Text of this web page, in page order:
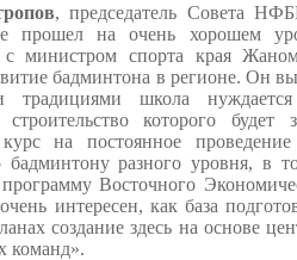
, председатель Совета
прошел на очень хорошем
с министром спорта края
бадминтона в регионе. Он
традициями школа
строительство которого
курс на постоянное
бадминтону разного уровня, в
Восточного
интересен, как база
создание здесь на основе
команд».